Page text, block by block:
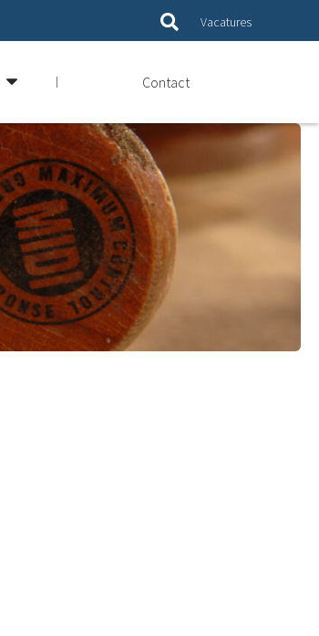
Vacatures
Contact